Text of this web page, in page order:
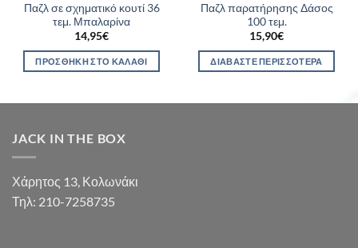
Παζλ σε σχηματικό κουτί 36
τεμ. Μπαλαρίνα
14,95€
ΠΡΟΣΘΉΚΗ ΣΤΟ ΚΑΛΆΘΙ
Παζλ παρατήρησης Δάσος
100 τεμ.
15,90€
ΔΙΑΒΆΣΤΕ ΠΕΡΙΣΣΌΤΕΡΑ
JACK IN THE BOX
Χάρητος 13, Κολωνάκι
Τηλ: 210-7258735